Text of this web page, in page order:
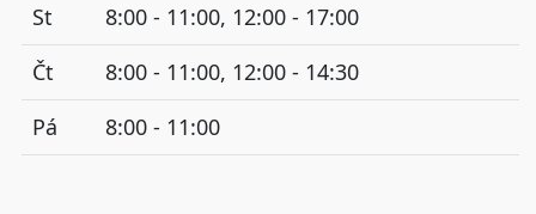
St
8:00 - 11:00, 12:00 - 17:00
Čt
8:00 - 11:00, 12:00 - 14:30
Pá
8:00 - 11:00